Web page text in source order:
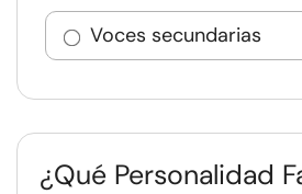
Voces secundarias
¿Qué Personalidad